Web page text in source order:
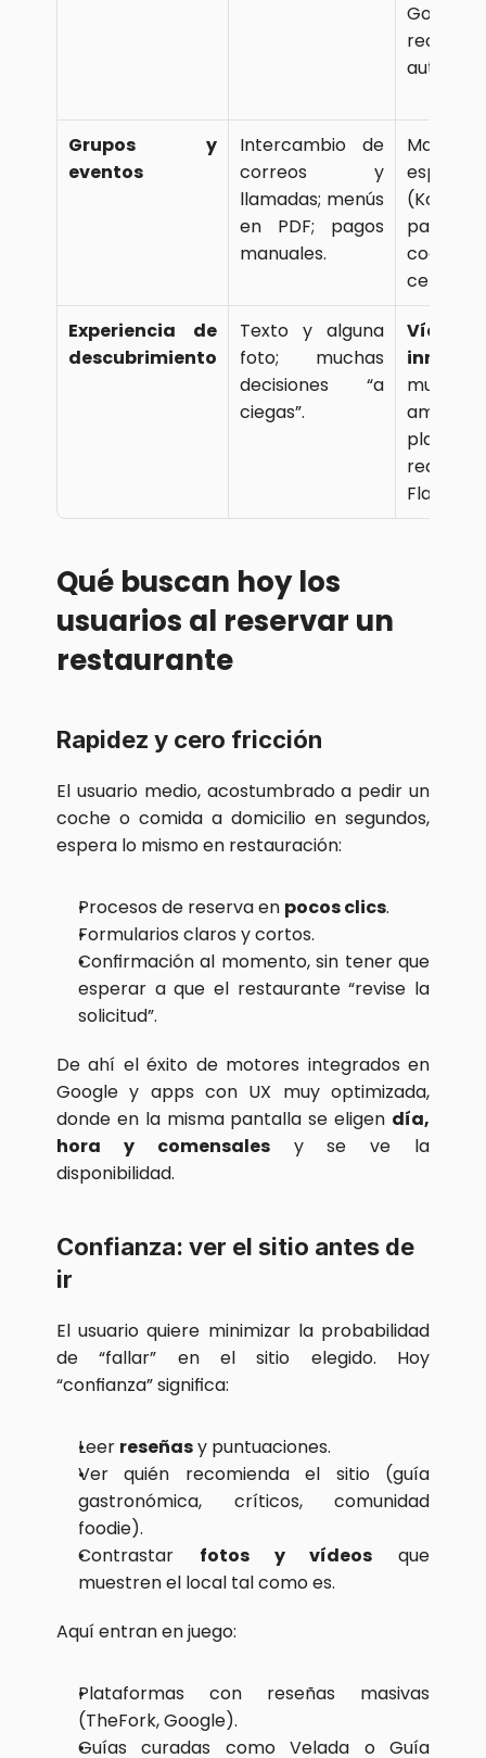
Google,
Grupos y
eventos
Intercambio de
correos y
llamadas; menús
en PDF; pagos
manuales.
packs,
Experiencia de
descubrimiento
Texto y alguna
foto; muchas
decisiones “a
ciegas”.
Vídeo
muestra
platos
real del
Qué buscan hoy los
usuarios al reservar un
restaurante
Rapidez y cero fricción
El usuario medio, acostumbrado a pedir un
coche o comida a domicilio en segundos,
espera lo mismo en restauración:
Procesos de reserva en pocos clics.
Formularios claros y cortos.
Confirmación al momento, sin tener que
esperar a que el restaurante “revise la
solicitud”.
De ahí el éxito de motores integrados en
Google y apps con UX muy optimizada,
donde en la misma pantalla se eligen día,
hora y comensales y se ve la
disponibilidad.
Confianza: ver el sitio antes de
ir
El usuario quiere minimizar la probabilidad
de “fallar” en el sitio elegido. Hoy
“confianza” significa:
Leer reseñas y puntuaciones.
Ver quién recomienda el sitio (guía
gastronómica, críticos, comunidad
foodie).
Contrastar fotos y vídeos que
muestren el local tal como es.
Aquí entran en juego:
Plataformas con reseñas masivas
(TheFork, Google).
Guías curadas como Velada o Guía